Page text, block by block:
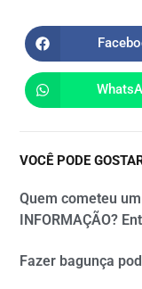
VOCÊ PODE
Quem cometeu
INFORMAÇÃO?
Fazer bagunça